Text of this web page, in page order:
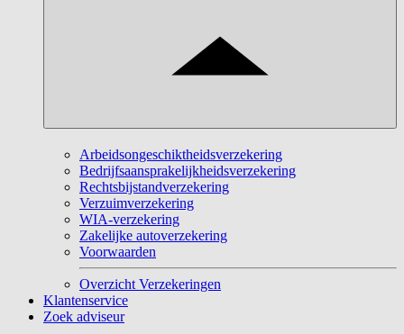
Arbeidsongeschiktheidsverzekering
Bedrijfsaansprakelijkheidsverzekering
Rechtsbijstandverzekering
Verzuimverzekering
WIA-verzekering
Zakelijke autoverzekering
Voorwaarden
Overzicht Verzekeringen
Klantenservice
Zoek adviseur